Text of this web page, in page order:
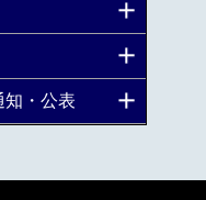
知・公表